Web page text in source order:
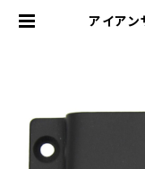
アイアン